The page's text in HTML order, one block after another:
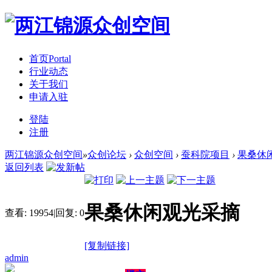
首页Portal
行业动态
关于我们
申请入驻
登陆
注册
两江锦源众创空间»众创论坛 › 众创空间 › 蚕科院项目 › 果桑休
返回列表
查看: 19954|回复: 0果桑休闲观光采摘
[复制链接]
admin